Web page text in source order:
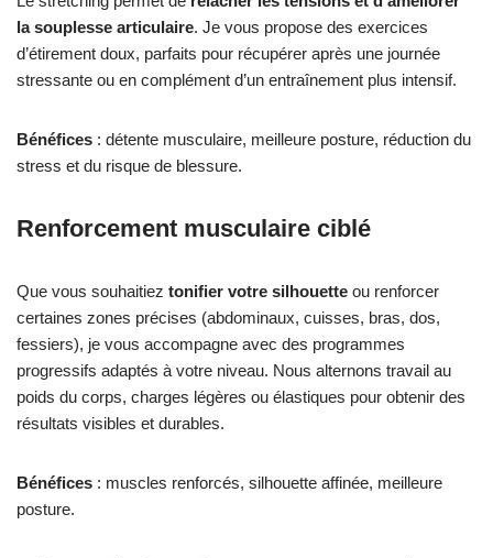
la souplesse articulaire. Je vous propose des exercices
d’étirement doux, parfaits pour récupérer après une journée
stressante ou en complément d’un entraînement plus intensif.
Bénéfices : détente musculaire, meilleure posture, réduction du
stress et du risque de blessure.
Renforcement musculaire ciblé
Que vous souhaitiez tonifier votre silhouette ou renforcer
certaines zones précises (abdominaux, cuisses, bras, dos,
fessiers), je vous accompagne avec des programmes
progressifs adaptés à votre niveau. Nous alternons travail au
poids du corps, charges légères ou élastiques pour obtenir des
résultats visibles et durables.
Bénéfices : muscles renforcés, silhouette affinée, meilleure
posture.